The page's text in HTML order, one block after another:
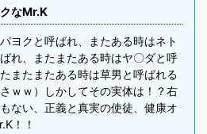
なMr.K
ヨクと呼ばれ、またある時はネト
れ、またまたある時はヤ〇ダと呼
またまたある時は草男と呼ばれる
さｗｗ）しかしてその実体は！？右
ない、正義と真実の使徒、健康オ
！！